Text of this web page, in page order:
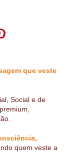
que veste
Social e de
quem veste a